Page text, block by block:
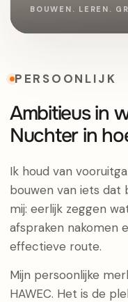
PERSOONLIJK
Ambitieus in
Nuchter in
Ik houd van
bouwen van iets dat
mij: eerlijk zeggen
afspraken nakomen
effectieve route.
Mijn persoonlijke
HAWEC. Het is de